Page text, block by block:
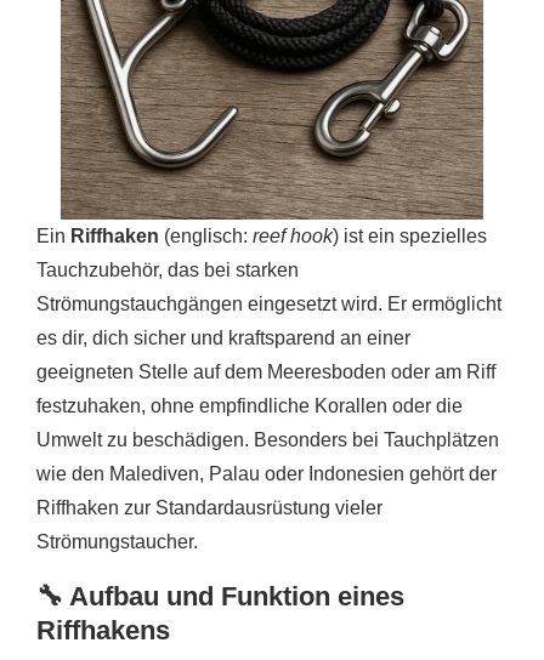
Ein Riffhaken (englisch: reef hook) ist ein spezielles
Tauchzubehör, das bei starken
Strömungstauchgängen eingesetzt wird. Er ermöglicht
es dir, dich sicher und kraftsparend an einer
geeigneten Stelle auf dem Meeresboden oder am Riff
festzuhaken, ohne empfindliche Korallen oder die
Umwelt zu beschädigen. Besonders bei Tauchplätzen
wie den Malediven, Palau oder Indonesien gehört der
Riffhaken zur Standardausrüstung vieler
Strömungstaucher.
🔧 Aufbau und Funktion eines
Riffhakens